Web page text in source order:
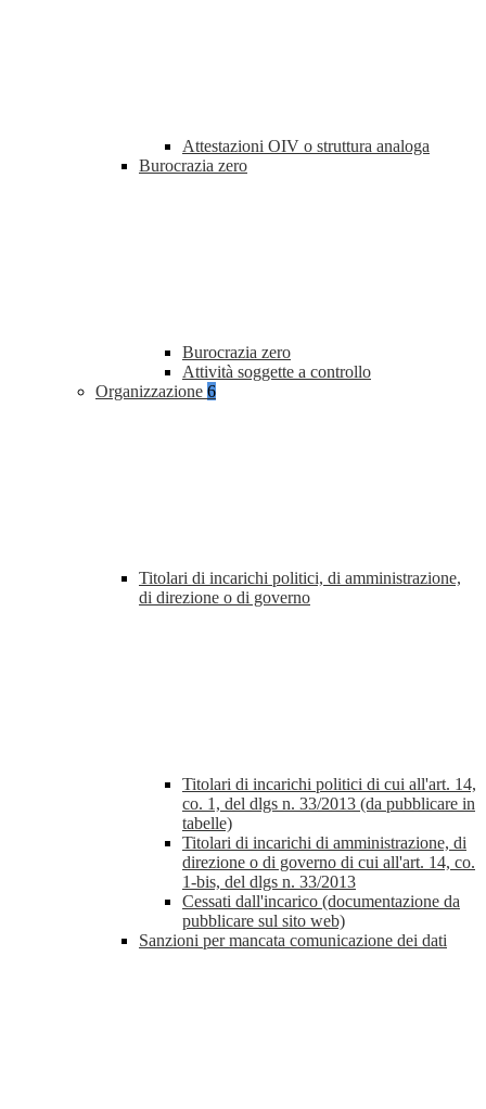
Attestazioni OIV o struttura analoga
Burocrazia zero
Burocrazia zero
Attività soggette a controllo
Organizzazione 6
Titolari di incarichi politici, di amministrazione,
di direzione o di governo
Titolari di incarichi politici di cui all'art. 14,
co. 1, del dlgs n. 33/2013 (da pubblicare in
tabelle)
Titolari di incarichi di amministrazione, di
direzione o di governo di cui all'art. 14, co.
1-bis, del dlgs n. 33/2013
Cessati dall'incarico (documentazione da
pubblicare sul sito web)
Sanzioni per mancata comunicazione dei dati